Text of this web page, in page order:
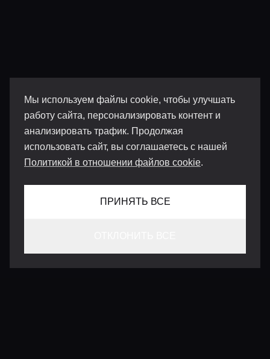
Мы используем файлы cookie, чтобы улучшать
работу сайта, персонализировать контент и
анализировать трафик. Продолжая
использовать сайт, вы соглашаетесь с нашей
Политикой в отношении файлов cookie.
ПРИНЯТЬ ВСЕ